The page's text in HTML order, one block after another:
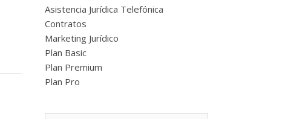
Asistencia Jurídica Telefónica
Contratos
Marketing Jurídico
Plan Basic
Plan Premium
Plan Pro